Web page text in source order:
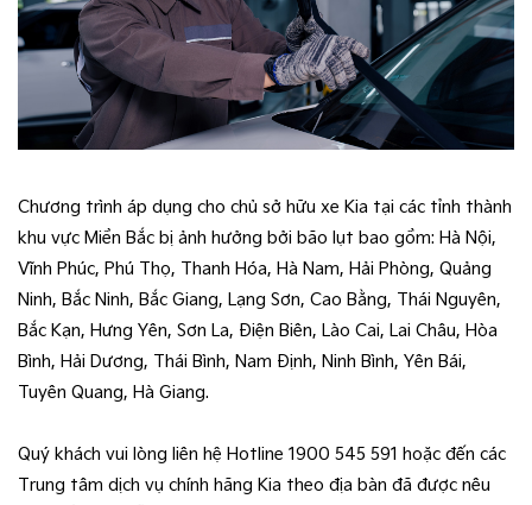
Chương trình áp dụng cho chủ sở hữu xe Kia tại các tỉnh thành
khu vực Miền Bắc bị ảnh hưởng bởi bão lụt bao gồm: Hà Nội,
Vĩnh Phúc, Phú Thọ, Thanh Hóa, Hà Nam, Hải Phòng, Quảng
Ninh, Bắc Ninh, Bắc Giang, Lạng Sơn, Cao Bằng, Thái Nguyên,
Bắc Kạn, Hưng Yên, Sơn La, Điện Biên, Lào Cai, Lai Châu, Hòa
Bình, Hải Dương, Thái Bình, Nam Định, Ninh Bình, Yên Bái,
Tuyên Quang, Hà Giang.
Quý khách vui lòng liên hệ Hotline 1900 545 591 hoặc đến các
Trung tâm dịch vụ chính hãng Kia theo địa bàn đã được nêu